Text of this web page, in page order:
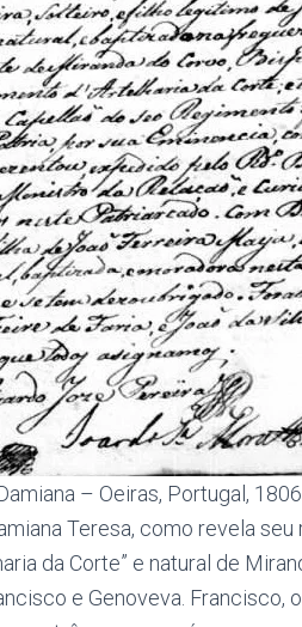
– Oeiras, Portugal, 1806
Teresa, como revela
da Corte” e natural de
e Genoveva. Francisco,